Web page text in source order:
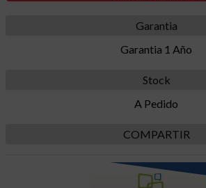
Garantia
Garantia 1 Año
Stock
A Pedido
COMPARTIR